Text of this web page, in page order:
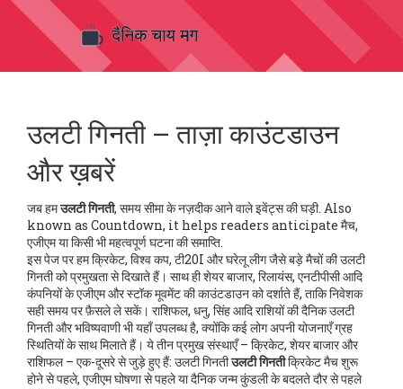
उलटी गिनती – ताज़ा काउंटडाउन
और ख़बरें
जब हमउलटी गिनती, समय सीमा के नज़दीक आने वाले इवेंट्स की घड़ी. Also
known as Countdown, it helps readers anticipate मैच,
एजीएम या किसी भी महत्वपूर्ण घटना की समाप्ति.
इस पेज पर हमक्रिकेट, विश्व कप, टी20I और घरेलू लीग जैसे बड़े मैचों की उलटी
गिनतीको प्रमुखता से दिखाते हैं। साथ हीशेयर बाजार, रिलायंस, एनटीपीसी आदि
कंपनियों के एजीएम और स्टॉक मूवमेंट की काउंटडाउनको दर्शाते हैं, ताकि निवेशक
सही समय पर फ़ैसले ले सकें। राशिफल, धनु, सिंह आदि राशियों की दैनिक उलटी
गिनती और भविष्यवाणीभी यहाँ उपलब्ध है, क्योंकि कई लोग अपनी योजनाएँ ग्रह
स्थितियों के साथ मिलाते हैं। ये तीन प्रमुख संस्थाएँ – क्रिकेट, शेयर बाजार और
राशिफल – एक-दूसरे से जुड़े हुए हैं: उलटी गिनतीउलटी गिनतीक्रिकेट मैच शुरू
होने से पहले, एजीएम घोषणा से पहले या दैनिक जन्म कुंडली के बदलते दौर से पहले